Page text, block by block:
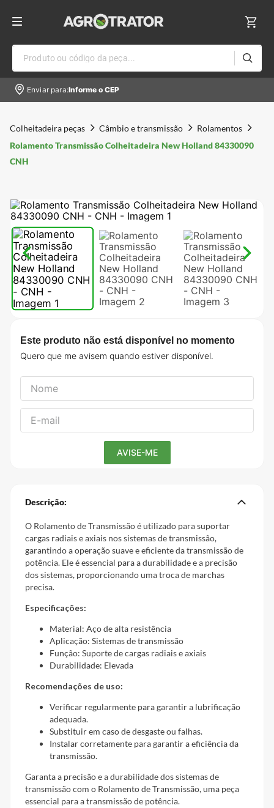
Produto ou código da peça...
Enviar para:Informe o CEP
Colheitadeira peças Câmbio e transmissão
Rolamentos
Rolamento Transmissão Colheitadeira New Holland 84330090
CNH
Este produto não está disponível no momento
Descrição:
O Rolamento de Transmissão é utilizado para suportar
cargas radiais e axiais nos sistemas de transmissão,
garantindo a operação suave e eficiente da transmissão de
potência. Ele é essencial para a durabilidade e a precisão
dos sistemas, proporcionando uma troca de marchas
precisa.
Especificações:
Material: Aço de alta resistência
Aplicação: Sistemas de transmissão
Função: Suporte de cargas radiais e axiais
Durabilidade: Elevada
Recomendações de uso:
Verificar regularmente para garantir a lubrificação
adequada.
Substituir em caso de desgaste ou falhas.
Instalar corretamente para garantir a eficiência da
transmissão.
Garanta a precisão e a durabilidade dos sistemas de
transmissão com o Rolamento de Transmissão, uma peça
essencial para a transmissão de potência.